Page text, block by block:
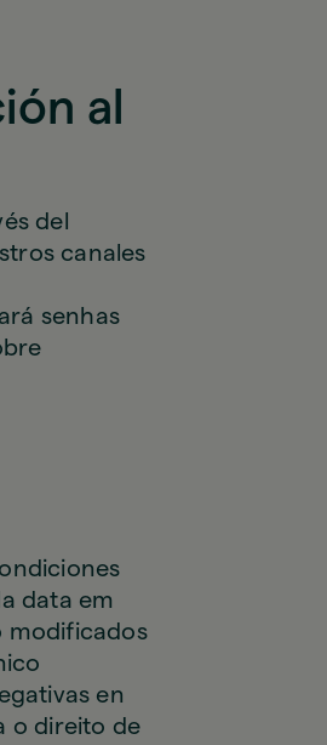
al
del
canales
senhas
data em
modificados
en
o direito de